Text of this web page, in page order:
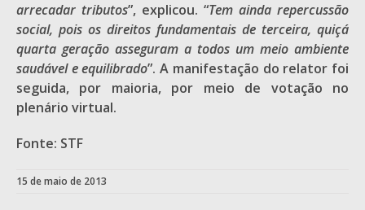
arrecadar tributos”, explicou. “Tem ainda repercussão
social, pois os direitos fundamentais de terceira, quiçá
quarta geração asseguram a todos um meio ambiente
saudável e equilibrado”. A manifestação do relator foi
seguida, por maioria, por meio de votação no
plenário virtual.
Fonte: STF
15 de maio de 2013